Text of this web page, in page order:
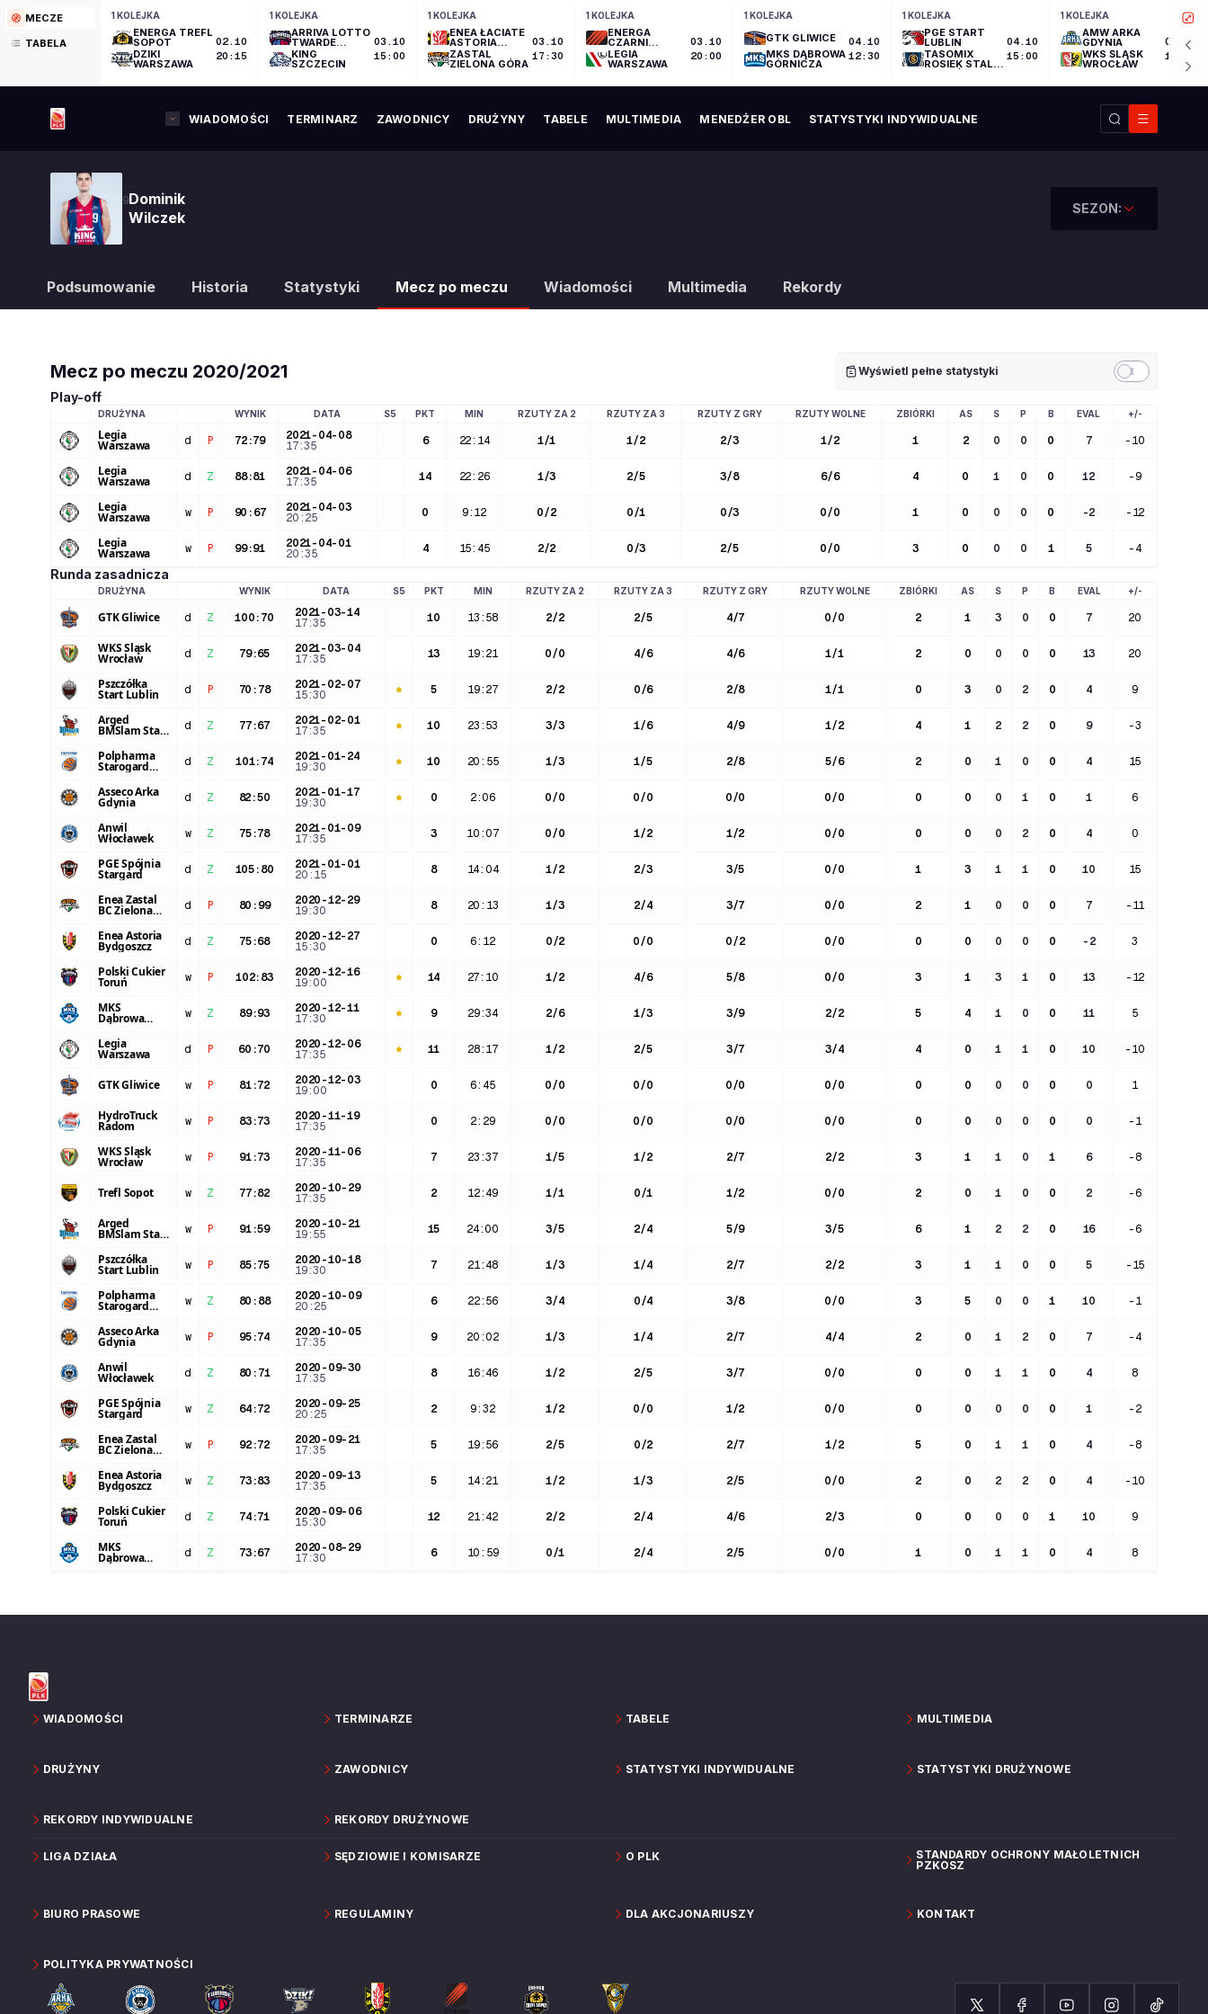
MECZE
TABELA
1 KOLEJKA
ENERGA TREFL
SOPOT
DZIKI
WARSZAWA
02.10
20:15
1 KOLEJKA
ARRIVA LOTTO
TWARDE
PIERNIKI
TORUŃ
KING
SZCZECIN
03.10
15:00
1 KOLEJKA
ENEA ŁACIATE
ASTORIA
BYDGOSZCZ
ZASTAL
ZIELONA GÓRA
03.10
17:30
1 KOLEJKA
ENERGA
CZARNI
SŁUPSK
LEGIA
WARSZAWA
03.10
20:00
1 KOLEJKA
GTK GLIWICE
MKS DĄBROWA
GÓRNICZA
04.10
12:30
1 KOLEJKA
PGE START
LUBLIN
TASOMIX
ROSIEK STAL
WIELKOPOLSKI
04.10
15:00
1 KOLEJKA
AMW ARKA
GDYNIA
WKS ŚLĄSK
WROCŁAW
04.10
17:30
WIADOMOŚCI TERMINARZ ZAWODNICY DRUŻYNY TABELE MULTIMEDIA MENEDŻER OBL STATYSTYKI INDYWIDUALNE
9Dominik
Wilczek
SEZON:
Podsumowanie Historia Statystyki Mecz po meczu Wiadomości Multimedia Rekordy
Mecz po meczu 2020/2021 Wyświetl pełne statystyki
Play-off
LOGO DRUŻYNY
DRUŻYNA WYNIK DATA S5 PKT MIN RZUTY ZA 2 RZUTY ZA 3 RZUTY Z GRY RZUTY WOLNE ZBIÓRKI AS S P B EVAL +/-
Legia
Warszawa d P 72:79
2021-04-08
17:35
6 22:14 1/1 1/2 2/3 1/2 1 2 0 0 0 7 -10
Legia
Warszawa d Z 88:81
2021-04-06
17:35
14 22:26 1/3 2/5 3/8 6/6 4 0 1 0 0 12 -9
Legia
Warszawa w P 90 : 67
2021-04-03
20:25
0 9:12 0/2 0/1 0/3 0/0 1 0 0 0 0 -2 -12
Legia
Warszawa w P 99:91
2021-04-01
20:35
4 15:45 2/2 0/3 2/5 0/0 3 0 0 0 1 5 -4
Runda zasadnicza
LOGO DRUŻYNY
DRUŻYNA WYNIK DATA S5 PKT MIN RZUTY ZA 2 RZUTY ZA 3 RZUTY Z GRY RZUTY WOLNE ZBIÓRKI AS S P B EVAL +/-
GTK Gliwice d Z 100 : 70
2021-03-14
17:35
10 13:58 2/2 2/5 4/7 0/0 2 1 3 0 0 7 20
WKS Śląsk
Wrocław d Z 79:65
2021-03-04
17:35
13 19:21 0/0 4/6 4/6 1/1 2 0 0 0 0 13 20
Pszczółka
Start Lublin d P 70 : 78
2021-02-07
15:30
5 19:27 2/2 0/6 2/8 1/1 0 3 0 2 0 4 9
Arged
BMSlam Stal d Z 77:67
2021-02-01
17:35
10 23:53 3/3 1/6 4/9 1/2 4 1 2 2 0 9 -3
Polpharma
Starogard
Gdański
d Z 101: 74
2021-01-24
19:30
10 20:55 1/3 1/5 2/8 5/6 2 0 1 0 0 4 15
Asseco Arka
Gdynia d Z 82 :50
2021-01-17
19:30
0 2:06 0/0 0/0 0/0 0/0 0 0 0 1 0 1 6
Anwil
Włocławek w Z 75:78
2021-01-09
17:35
3 10:07 0/0 1/2 1/2 0/0 0 0 0 2 0 4 0
PGE Spójnia
Stargard d Z 105: 80
2021-01-01
20:15
8 14:04 1/2 2/3 3/5 0/0 1 3 1 1 0 10 15
Enea Zastal
BC Zielona d P 80 : 99
2020-12-29
19:30
8 20:13 1/3 2/4 3/7 0/0 2 1 0 0 0 7 -11
Enea Astoria
Bydgoszcz d Z 75:68
2020-12-27
15:30
0 6:12 0/2 0/0 0/2 0/0 0 0 0 0 0 -2 3
Polski Cukier
Toruń w P 102: 83
2020-12-16
19:00
14 27:10 1/2 4/6 5/8 0/0 3 1 3 1 0 13 -12
MKS
Dąbrowa
Górnicza
w Z 89:93
2020-12-11
17:30
9 29:34 2/6 1/3 3/9 2/2 5 4 1 0 0 11 5
Legia
Warszawa d P 60 :70
2020-12-06
17:35
11 28:17 1/2 2/5 3/7 3/4 4 0 1 1 0 10 -10
GTK Gliwice w P 81:72
2020-12-03
19:00
0 6:45 0/0 0/0 0/0 0/0 0 0 0 0 0 0 1
HydroTruck
Radom w P 83:73
2020-11-19
17:35
0 2:29 0/0 0/0 0/0 0/0 0 0 0 0 0 0 -1
WKS Śląsk
Wrocław w P 91:73
2020-11-06
17:35
7 23:37 1/5 1/2 2/7 2/2 3 1 1 0 1 6 -8
Trefl Sopot w Z 77:82
2020-10-29
17:35
2 12:49 1/1 0/1 1/2 0/0 2 0 1 0 0 2 -6
Arged
BMSlam Stal w P 91:59
2020-10-21
19:55
15 24:00 3/5 2/4 5/9 3/5 6 1 2 2 0 16 -6
Pszczółka
Start Lublin w P 85:75
2020-10-18
19:30
7 21:48 1/3 1/4 2/7 2/2 3 1 1 0 0 5 -15
Polpharma
Starogard
Gdański
w Z 80 : 88
2020-10-09
20:25
6 22:56 3/4 0/4 3/8 0/0 3 5 0 0 1 10 -1
Asseco Arka
Gdynia w P 95:74
2020-10-05
17:35
9 20:02 1/3 1/4 2/7 4/4 2 0 1 2 0 7 -4
Anwil
Włocławek d Z 80 : 71
2020-09-30
17:35
8 16:46 1/2 2/5 3/7 0/0 0 0 1 1 0 4 8
PGE Spójnia
Stargard w Z 64:72
2020-09-25
20:25
2 9:32 1/2 0/0 1/2 0/0 0 0 0 0 0 1 -2
Enea Zastal
BC Zielona w P 92:72
2020-09-21
17:35
5 19:56 2/5 0/2 2/7 1/2 5 0 1 1 0 4 -8
Enea Astoria
Bydgoszcz w Z 73:83
2020-09-13
17:35
5 14:21 1/2 1/3 2/5 0/0 2 0 2 2 0 4 -10
Polski Cukier
Toruń d Z 74:71
2020-09-06
15:30
12 21:42 2/2 2/4 4/6 2/3 0 0 0 0 1 10 9
MKS
Dąbrowa
Górnicza
d Z 73:67
2020-08-29
17:30
6 10:59 0/1 2/4 2/5 0/0 1 0 1 1 0 4 8
WIADOMOŚCI TERMINARZE TABELE MULTIMEDIA
DRUŻYNY ZAWODNICY STATYSTYKI INDYWIDUALNE STATYSTYKI DRUŻYNOWE
REKORDY INDYWIDUALNE REKORDY DRUŻYNOWE
LIGA DZIAŁA SĘDZIOWIE I KOMISARZE O PLK
STANDARDY OCHRONY MAŁOLETNICH
PZKOSZ
BIURO PRASOWE REGULAMINY DLA AKCJONARIUSZY KONTAKT
POLITYKA PRYWATNOŚCI